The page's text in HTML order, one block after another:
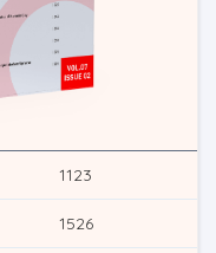
1123
1526